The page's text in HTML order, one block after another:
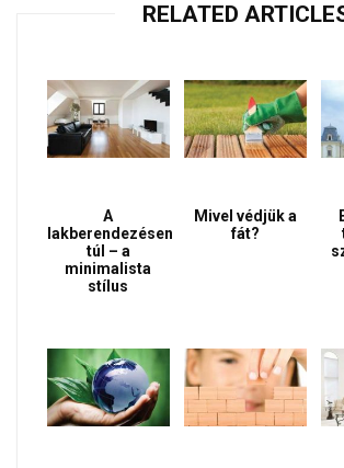
RELATED
A
lakberendezésen
túl – a
minimalista
stílus
Mivel védjük a
fát?